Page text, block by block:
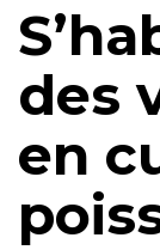
des
en